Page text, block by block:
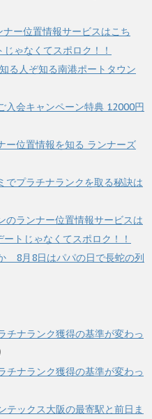
ー位置情報サービスはこち
ゃなくてスポロク！！
る人ぞ知る南港ポートタウン
入会キャンペーン特典 12000円
ー位置情報を知る ランナーズ
でプラチナランクを取る秘訣は
のランナー位置情報サービスは
トじゃなくてスポロク！！
8月8日はパパの日で長蛇の列
チナランク獲得の基準が変わっ
チナランク獲得の基準が変わっ
テックス大阪の最寄駅と前日ま